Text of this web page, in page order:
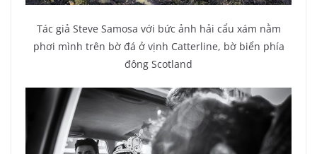
Tác giả Steve Samosa với bức ảnh hải cẩu xám nằm
phơi mình trên bờ đá ở vịnh Catterline, bờ biển phía
đông Scotland